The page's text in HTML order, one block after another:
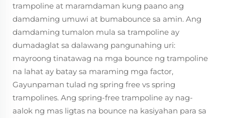
trampoline at maramdaman kung paano ang
damdaming umuwi at bumabounce sa amin. Ang
damdaming tumalon mula sa trampoline ay
dumadaglat sa dalawang pangunahing uri:
mayroong tinatawag na mga bounce ng trampoline
na lahat ay batay sa maraming mga factor,
Gayunpaman tulad ng spring free vs spring
trampolines. Ang spring-free trampoline ay nag-
aalok ng mas ligtas na bounce na kasiyahan para sa